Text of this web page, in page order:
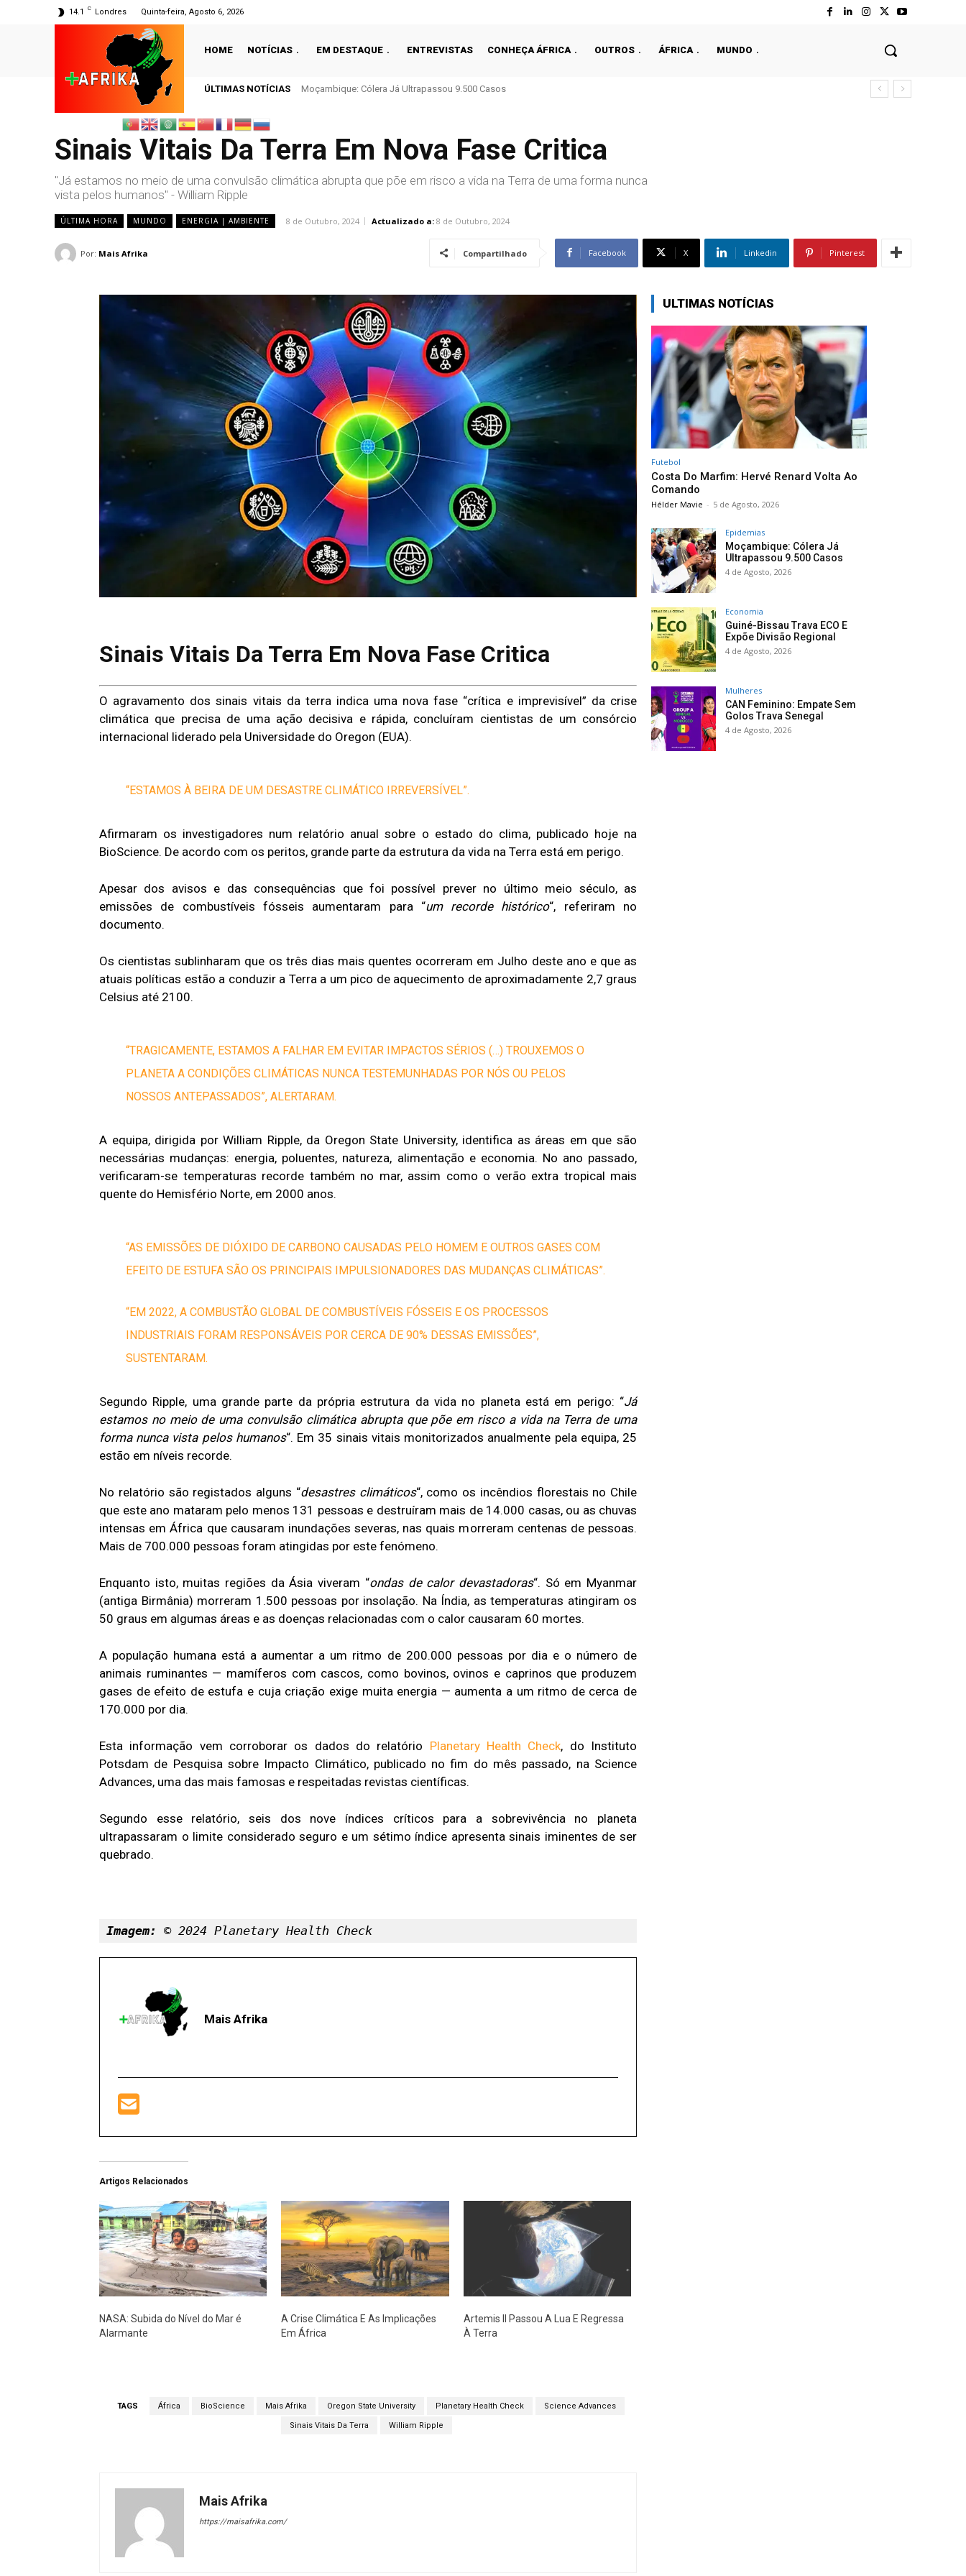
14.1 C Londres Quinta-feira, Agosto 6, 2026
HOME NOTÍCIAS EM DESTAQUE ENTREVISTAS CONHEÇA ÁFRICA OUTROS ÁFRICA MUNDO
ÚLTIMAS NOTÍCIASMoçambique: Cólera Já Ultrapassou 9.500 Casos
Guiné-Bissau Trava ECO E Expõe Divisão Regional
Sinais Vitais Da Terra Em Nova Fase Critica
"Já estamos no meio de uma convulsão climática abrupta que põe em risco a vida na Terra de uma forma nunca
vista pelos humanos" - William Ripple
ÚLTIMA HORA MUNDO ENERGIA | AMBIENTE 8 de Outubro, 2024 Actualizado a: 8 de Outubro, 2024
Por: Mais Afrika Compartilhado Facebook X Linkedin Pinterest
Sinais Vitais Da Terra Em Nova Fase Critica
O agravamento dos sinais vitais da terra indica uma nova fase “crítica e imprevisível” da crise
climática que precisa de uma ação decisiva e rápida, concluíram cientistas de um consórcio
internacional liderado pela Universidade do Oregon (EUA).
“ESTAMOS À BEIRA DE UM DESASTRE CLIMÁTICO IRREVERSÍVEL”.
Afirmaram os investigadores num relatório anual sobre o estado do clima, publicado hoje na
BioScience. De acordo com os peritos, grande parte da estrutura da vida na Terra está em perigo.
Apesar dos avisos e das consequências que foi possível prever no último meio século, as
emissões de combustíveis fósseis aumentaram para “um recorde histórico“, referiram no
documento.
Os cientistas sublinharam que os três dias mais quentes ocorreram em Julho deste ano e que as
atuais políticas estão a conduzir a Terra a um pico de aquecimento de aproximadamente 2,7 graus
Celsius até 2100.
“TRAGICAMENTE, ESTAMOS A FALHAR EM EVITAR IMPACTOS SÉRIOS (…) TROUXEMOS O
PLANETA A CONDIÇÕES CLIMÁTICAS NUNCA TESTEMUNHADAS POR NÓS OU PELOS
NOSSOS ANTEPASSADOS”, ALERTARAM.
A equipa, dirigida por William Ripple, da Oregon State University, identifica as áreas em que são
necessárias mudanças: energia, poluentes, natureza, alimentação e economia. No ano passado,
verificaram-se temperaturas recorde também no mar, assim como o verão extra tropical mais
quente do Hemisfério Norte, em 2000 anos.
“AS EMISSÕES DE DIÓXIDO DE CARBONO CAUSADAS PELO HOMEM E OUTROS GASES COM
EFEITO DE ESTUFA SÃO OS PRINCIPAIS IMPULSIONADORES DAS MUDANÇAS CLIMÁTICAS”.
“EM 2022, A COMBUSTÃO GLOBAL DE COMBUSTÍVEIS FÓSSEIS E OS PROCESSOS
INDUSTRIAIS FORAM RESPONSÁVEIS POR CERCA DE 90% DESSAS EMISSÕES”,
SUSTENTARAM.
Segundo Ripple, uma grande parte da própria estrutura da vida no planeta está em perigo: “Já
estamos no meio de uma convulsão climática abrupta que põe em risco a vida na Terra de uma
forma nunca vista pelos humanos“. Em 35 sinais vitais monitorizados anualmente pela equipa, 25
estão em níveis recorde.
No relatório são registados alguns “desastres climáticos“, como os incêndios florestais no Chile
que este ano mataram pelo menos 131 pessoas e destruíram mais de 14.000 casas, ou as chuvas
intensas em África que causaram inundações severas, nas quais morreram centenas de pessoas.
Mais de 700.000 pessoas foram atingidas por este fenómeno.
Enquanto isto, muitas regiões da Ásia viveram “ondas de calor devastadoras“. Só em Myanmar
(antiga Birmânia) morreram 1.500 pessoas por insolação. Na Índia, as temperaturas atingiram os
50 graus em algumas áreas e as doenças relacionadas com o calor causaram 60 mortes.
A população humana está a aumentar a um ritmo de 200.000 pessoas por dia e o número de
animais ruminantes — mamíferos com cascos, como bovinos, ovinos e caprinos que produzem
gases de efeito de estufa e cuja criação exige muita energia — aumenta a um ritmo de cerca de
170.000 por dia.
Esta informação vem corroborar os dados do relatório Planetary Health Check, do Instituto
Potsdam de Pesquisa sobre Impacto Climático, publicado no fim do mês passado, na Science
Advances, uma das mais famosas e respeitadas revistas científicas.
Segundo esse relatório, seis dos nove índices críticos para a sobrevivência no planeta
ultrapassaram o limite considerado seguro e um sétimo índice apresenta sinais iminentes de ser
quebrado.
Imagem: © 2024 Planetary Health Check
Mais Afrika
Artigos Relacionados
NASA: Subida do Nível do Mar é
Alarmante
A Crise Climática E As Implicações
Em África
Artemis II Passou A Lua E Regressa
À Terra
TAGS África BioScience Mais Afrika Oregon State University Planetary Health Check Science Advances
Sinais Vitais Da Terra William Ripple
Mais Afrika
https://maisafrika.com/
ULTIMAS NOTÍCIAS
Futebol
Costa Do Marfim: Hervé Renard Volta Ao
Comando
Hélder Mavie - 5 de Agosto, 2026
Epidemias
Moçambique: Cólera Já
Ultrapassou 9.500 Casos
4 de Agosto, 2026
Economia
Guiné-Bissau Trava ECO E
Expõe Divisão Regional
4 de Agosto, 2026
Mulheres
CAN Feminino: Empate Sem
Golos Trava Senegal
4 de Agosto, 2026